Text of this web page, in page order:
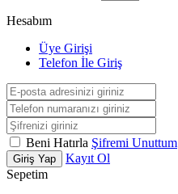
Hesabım
Üye Girişi
Telefon İle Giriş
Beni Hatırla Şifremi Unuttum
Giriş Yap
Kayıt Ol
Sepetim